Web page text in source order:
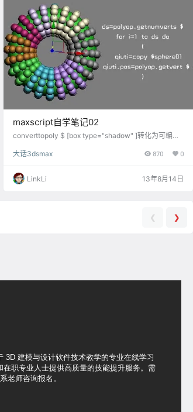
maxscript自学笔记02
converttopoly $ [box type="shadow" ]转化为可编辑
erts $ [box type="shadow" ]polyop是poly对象类型后
点的数量.[/box] …
大话3dsmax 870 0
LinkLi 13年8月14日
❮ ❯
3D 建模与设计软件技术教学的专业在线学习
在职专业人士提供高质量的技能提升服务。需
老师咨询报名。